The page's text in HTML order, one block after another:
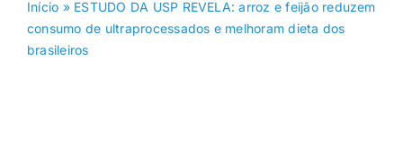
Início » ESTUDO DA USP REVELA: arroz e feijão reduzem
consumo de ultraprocessados e melhoram dieta dos
brasileiros